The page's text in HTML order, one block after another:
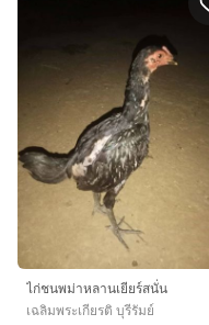
ไก่ชนพม่าหลานเยียร์สนั่น
เฉลิมพระเกียรติ บุรีรัมย์